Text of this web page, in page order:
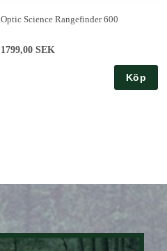
Optic Science Rangefinder 600
1799,00 SEK
Köp